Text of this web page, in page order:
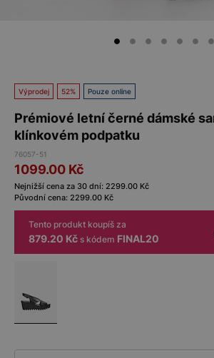
Výprodej 52% Pouze online
Prémiové letní černé dámské
klínkovém podpatku
76057-51
1099.00 Kč
Nejnižší cena za 30 dní: 2299.00 Kč
Původní cena: 2299.00 Kč
Tento produkt koupíš za
879.20 Kč s kódem FINAL20